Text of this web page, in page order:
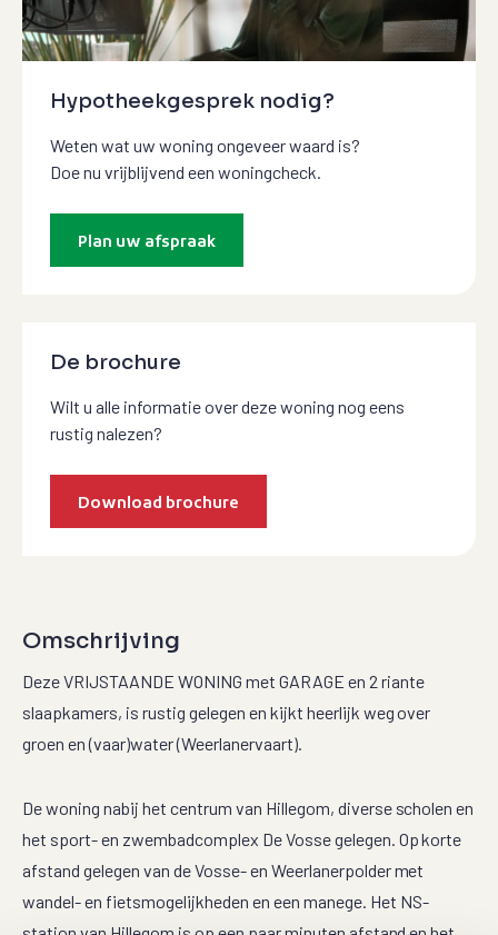
Omschrijving
Deze VRIJSTAANDE WONING met GARAGE en 2 riante
slaapkamers, is rustig gelegen en kijkt heerlijk weg over
groen en (vaar)water (Weerlanervaart).
De woning nabij het centrum van Hillegom, diverse scholen en
het sport- en zwembadcomplex De Vosse gelegen. Op korte
afstand gelegen van de Vosse- en Weerlanerpolder met
wandel- en fietsmogelijkheden en een manege. Het NS-
Hypotheekgesprek nodig?
Weten wat uw woning ongeveer waard is?
Doe nu vrijblijvend een woningcheck.
Plan uw afspraak
De brochure
Wilt u alle informatie over deze woning nog eens
rustig nalezen?
Download brochure